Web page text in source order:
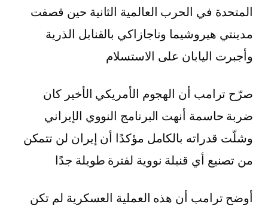
المتحدة في الحرب العالمية الثانية حين قصفت
مدينتي هيروشيما وناجازاكي بالقنابل الذرية
وأجبرت اليابان على الاستسلام
صرّح ترامب أن الهجوم الأمريكي الأخير كان
ضربة حاسمة أنهت البرنامج النووي الإيراني
وشلّت قدراته بالكامل مؤكدًا أن إيران لن تتمكن
من تصنيع أي قنبلة نووية لفترة طويلة جدًا
أوضح ترامب أن هذه العملية العسكرية لم تكن